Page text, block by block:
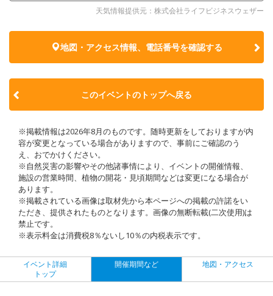
天気情報提供元：株式会社ライフビジネスウェザー
地図・アクセス情報、電話番号を確認する
このイベントのトップへ戻る
※掲載情報は2026年8月のものです。随時更新をしておりますが内
容が変更となっている場合がありますので、事前にご確認のう
え、おでかけください。
※自然災害の影響やその他諸事情により、イベントの開催情報、
施設の営業時間、植物の開花・見頃期間などは変更になる場合が
あります。
※掲載されている画像は取材先から本ページへの掲載の許諾をい
ただき、提供されたものとなります。画像の無断転載(二次使用)は
禁止です。
※表示料金は消費税8％ないし10％の内税表示です。
イベント詳細
トップ
開催期間など 地図・アクセス